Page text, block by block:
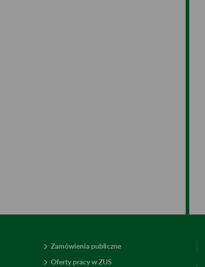
Zamówienia publiczne
Oferty pracy w ZUS